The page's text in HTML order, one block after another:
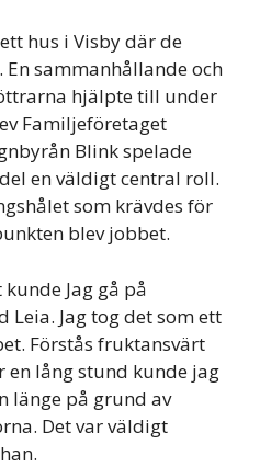
hus i Visby där de
sammanhållande och
hjälpte till under
Familjeföretaget
Blink spelade
en väldigt central roll.
som krävdes för
blev jobbet.
Jag gå på
Leia. Jag tog det som ett
Förstås fruktansvärt
en lång stund kunde jag
länge på grund av
Det var väldigt